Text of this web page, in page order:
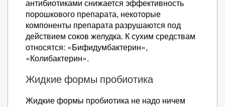
антибиотиками снижается эффективность
порошкового препарата, некоторые
компоненты препарата разрушаются под
действием соков желудка. К сухим средствам
относятся: «Бифидумбактерин»,
«Колибактерин».
Жидкие формы пробиотика
Жидкие формы пробиотика не надо ничем